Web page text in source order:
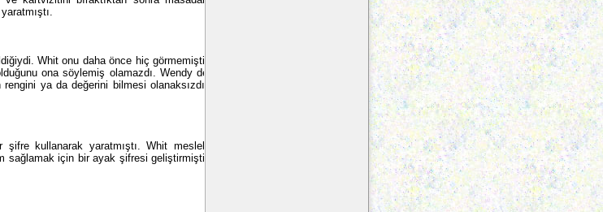
Whit onu daha önce hiç görmemişti,
ona söylemiş olamazdı. Wendy de
ya da değerini bilmesi olanaksızdı.
kullanarak yaratmıştı. Whit meslek
sağlamak için bir ayak şifresi geliştirmişti.